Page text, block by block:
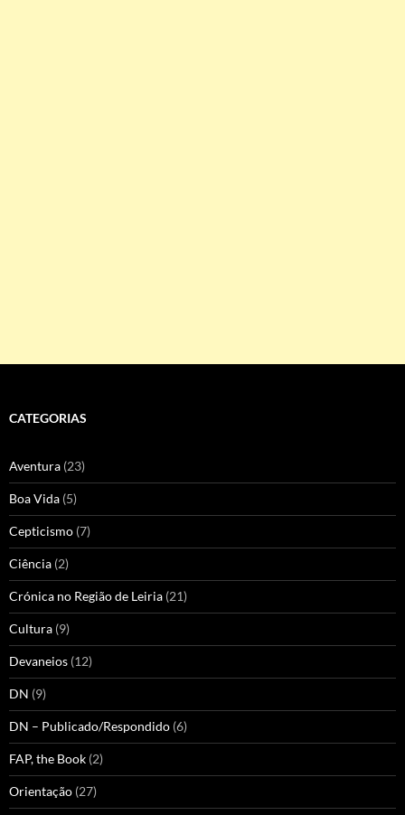
CATEGORIAS
Aventura (23)
Boa Vida (5)
Cepticismo (7)
Ciência (2)
Crónica no Região de Leiria (21)
Cultura (9)
Devaneios (12)
DN (9)
DN – Publicado/Respondido (6)
FAP, the Book (2)
Orientação (27)